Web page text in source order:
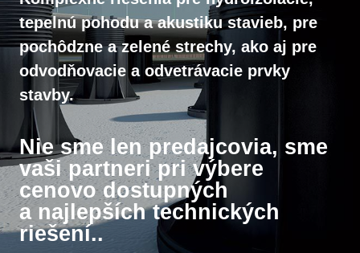
tepelnú pohodu a akustiku stavieb, pre
pochôdzne a zelené strechy, ako aj pre
odvodňovacie a odvetrávacie prvky
stavby.
Nie sme len predajcovia, sme
vaši partneri pri výbere
cenovo dostupných
a najlepších technických
riešení..